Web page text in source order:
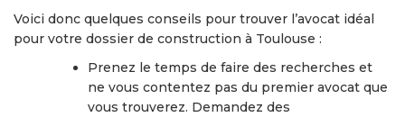
Voici donc quelques conseils pour trouver l’avocat idéal
pour votre dossier de construction à Toulouse :
Prenez le temps de faire des recherches et
ne vous contentez pas du premier avocat que
vous trouverez. Demandez des